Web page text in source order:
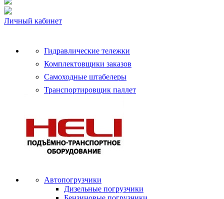
Личный кабинет
Гидравлические тележки
Комплектовщики заказов
Самоходные штабелеры
Транспортировщик паллет
Автопогрузчики
Дизельные погрузчики